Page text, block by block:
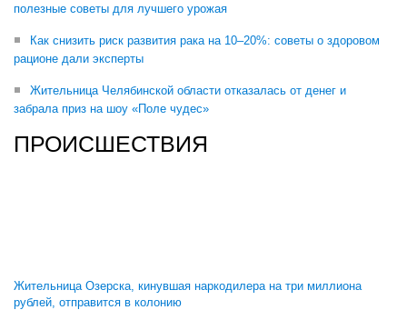
полезные советы для лучшего урожая
Как снизить риск развития рака на 10–20%: советы о здоровом
рационе дали эксперты
Жительница Челябинской области отказалась от денег и
забрала приз на шоу «Поле чудес»
ПРОИСШЕСТВИЯ
Жительница Озерска, кинувшая наркодилера на три миллиона
рублей, отправится в колонию